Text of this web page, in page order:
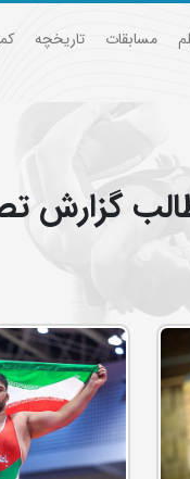
مسابقات تاریخچه
گزارش